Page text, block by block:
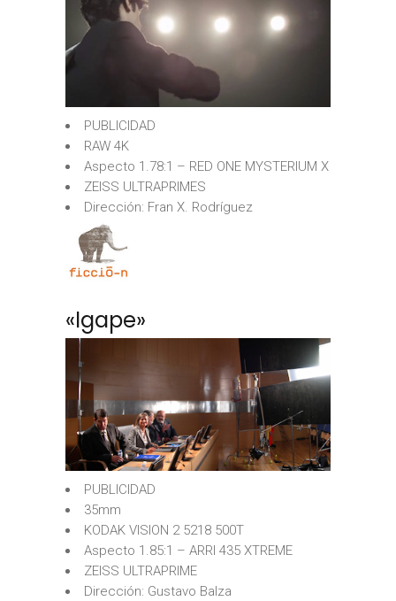
PUBLICIDAD
RAW 4K
Aspecto 1.78:1 – RED ONE MYSTERIUM X
ZEISS ULTRAPRIMES
Dirección: Fran X. Rodríguez
«Igape»
PUBLICIDAD
35mm
KODAK VISION 2 5218 500T
Aspecto 1.85:1 – ARRI 435 XTREME
ZEISS ULTRAPRIME
Dirección: Gustavo Balza